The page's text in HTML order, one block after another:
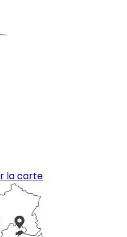
la carte